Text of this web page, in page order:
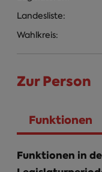
Landesliste:
Wahlkreis:
Zur Person
Funktionen
Funktionen in